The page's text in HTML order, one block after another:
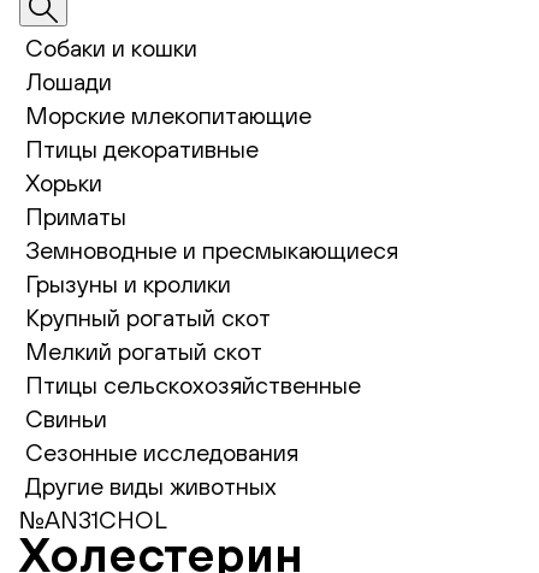
Собаки и кошки
Лошади
Морские млекопитающие
Птицы декоративные
Хорьки
Приматы
Земноводные и пресмыкающиеся
Грызуны и кролики
Крупный рогатый скот
Мелкий рогатый скот
Птицы сельскохозяйственные
Свиньи
Сезонные исследования
Другие виды животных
№AN31CHOL
Холестерин